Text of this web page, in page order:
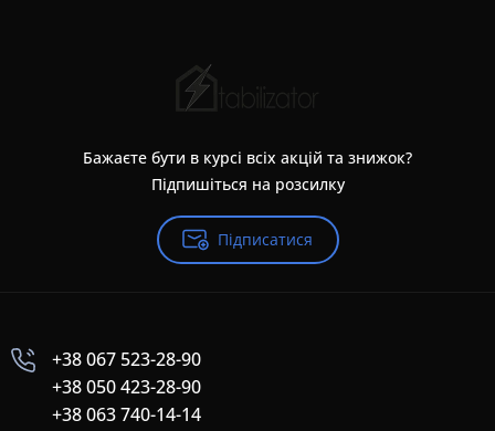
Бажаєте бути в курсі всіх акцій та знижок?
Підпишіться на розсилку
Підписатися
+38 067 523-28-90
+38 050 423-28-90
+38 063 740-14-14